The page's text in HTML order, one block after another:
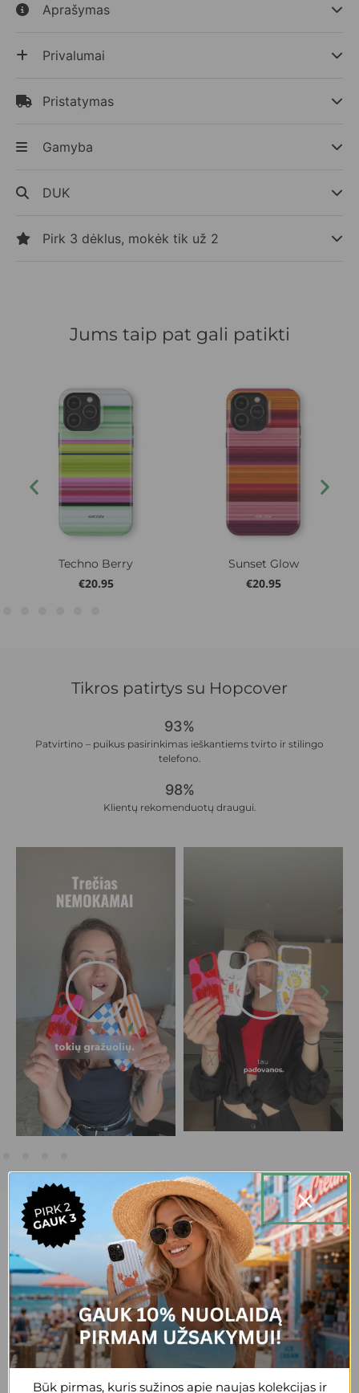
Aprašymas
Privalumai
Pristatymas
Gamyba
DUK
Pirk 3 dėklus, mokėk tik už 2
Jums taip pat gali patikti
Techno Berry
€20.95
Sunset Glow
€20.95
Tikros patirtys su Hopcover
93%
Patvirtino – puikus pasirinkimas ieškantiems tvirto ir stilingo
telefono.
98%
Klientų rekomenduotų draugui.
20,000+ patenkintų klientų.
Reda
Gražus, patogus, tvirtas dėklas, esu
patenkinta
+3
Būk pirmas, kuris sužinos apie naujas kolekcijas ir